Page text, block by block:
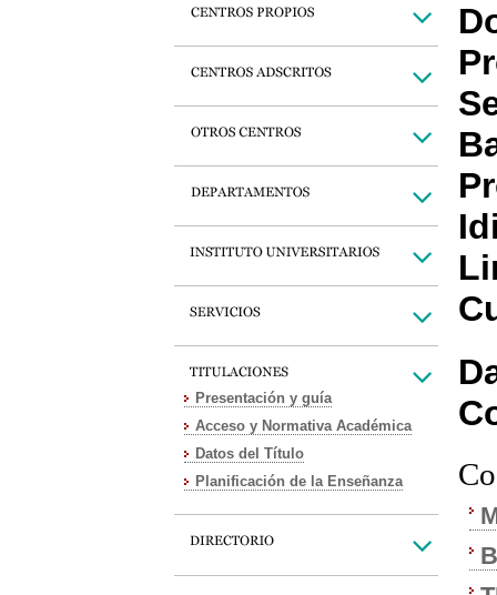
Presentación y guía
Acceso y Normativa Académica
Datos del Título
Planificación de la Enseñanza